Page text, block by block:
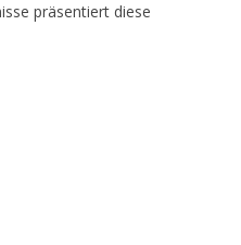
präsentiert diese